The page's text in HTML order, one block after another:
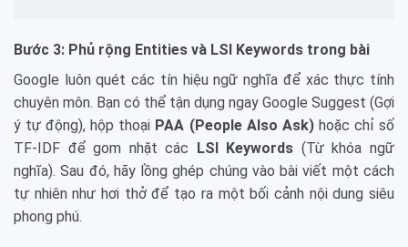
Bước 3: Phủ rộng Entities và LSI Keywords trong bài
Google luôn quét các tín hiệu ngữ nghĩa để xác thực tính
chuyên môn. Bạn có thể tận dụng ngay Google Suggest (Gợi
ý tự động), hộp thoại PAA (People Also Ask)hoặc chỉ số
TF-IDF để gom nhặt các LSI Keywords (Từ khóa ngữ
nghĩa). Sau đó, hãy lồng ghép chúng vào bài viết một cách
tự nhiên như hơi thở để tạo ra một bối cảnh nội dung siêu
phong phú.